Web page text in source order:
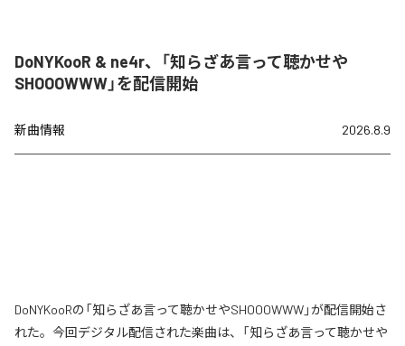
DoNYKooR & ne4r、「知らざあ言って聴かせや
SHOOOWWW」を配信開始
新曲情報 2026.8.9
DoNYKooRの「知らざあ言って聴かせやSHOOOWWW」が配信開始さ
れた。今回デジタル配信された楽曲は、「知らざあ言って聴かせや